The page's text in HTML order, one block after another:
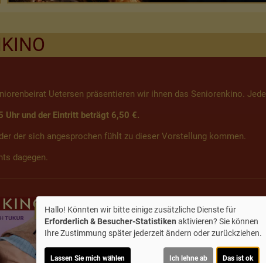
Uetersen präsentieren wir ihnen das Seniorenkino.
Uhr und der Eintritt beträgt 6,50 €.
der sich angesprochen fühlt zu dieser Vorstellung kommen.
dagegen.
2D Dann passiert das Leben -
Regie: Leana Vollmar. Mit Anke Engelke, Ulrich Tukur, Lukas
Ein eingespieltes Paar, ein unerwarteter
langjährigen Ehe.
Hallo! Könnten wir bitte einige zusätzliche Dienste für
Erforderlich & Besucher-Statistiken aktivieren? Sie können
Ihre Zustimmung später jederzeit ändern oder zurückziehen.
Lassen Sie mich wählen Ich lehne ab Das ist ok